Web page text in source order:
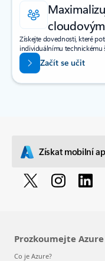
Získejte dovednosti, které
individuálnímu technickému
Začít se učit
Získat mobilní
Prozkoumejte Azure
Co je Azure?